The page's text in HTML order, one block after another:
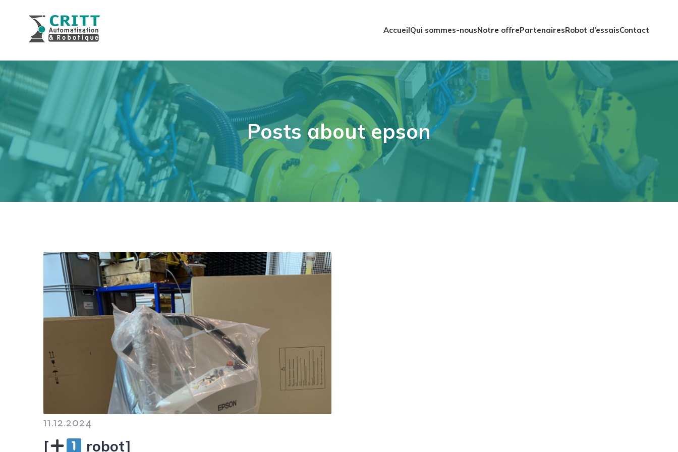
AccueilQui sommes-nousNotre offrePartenairesRobot d’essaisContact
Posts about epson
11.12.2024
[ robot]